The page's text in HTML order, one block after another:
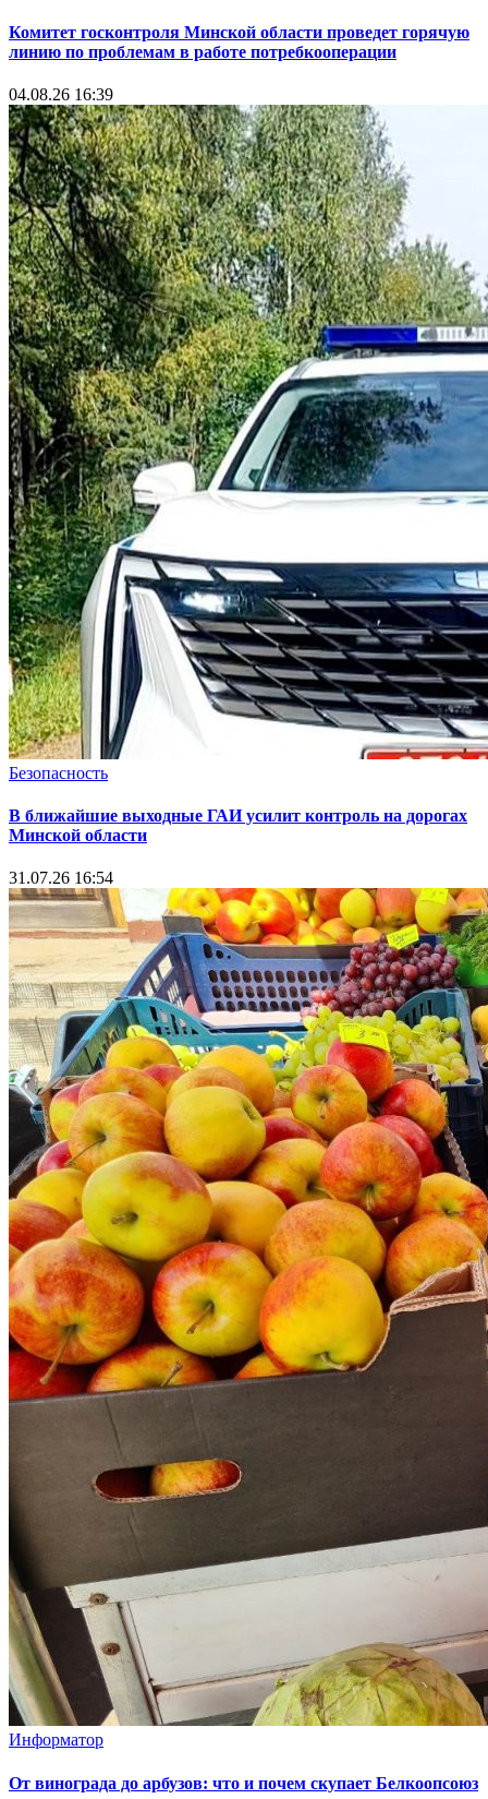
Комитет госконтроля Минской области проведет горячую
линию по проблемам в работе потребкооперации
04.08.26 16:39
Безопасность
В ближайшие выходные ГАИ усилит контроль на дорогах
Минской области
31.07.26 16:54
Информатор
От винограда до арбузов: что и почем скупает Белкоопсоюз